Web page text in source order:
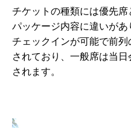
チケットの種類には優先
パッケージ内容に違いが
チェックインが可能で前
されており、一般席は当
されます。